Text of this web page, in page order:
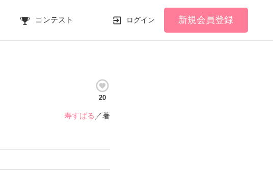
コンテスト ログイン 新規会員登録
20
寿すばる ／著